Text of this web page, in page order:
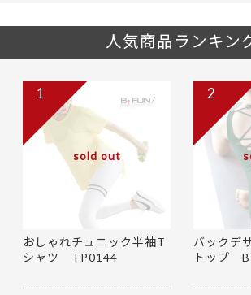
人気商品ランキン
sold out
おしゃれチュニック半袖T
シャツ TP0144
1
バックデ
トップ
2